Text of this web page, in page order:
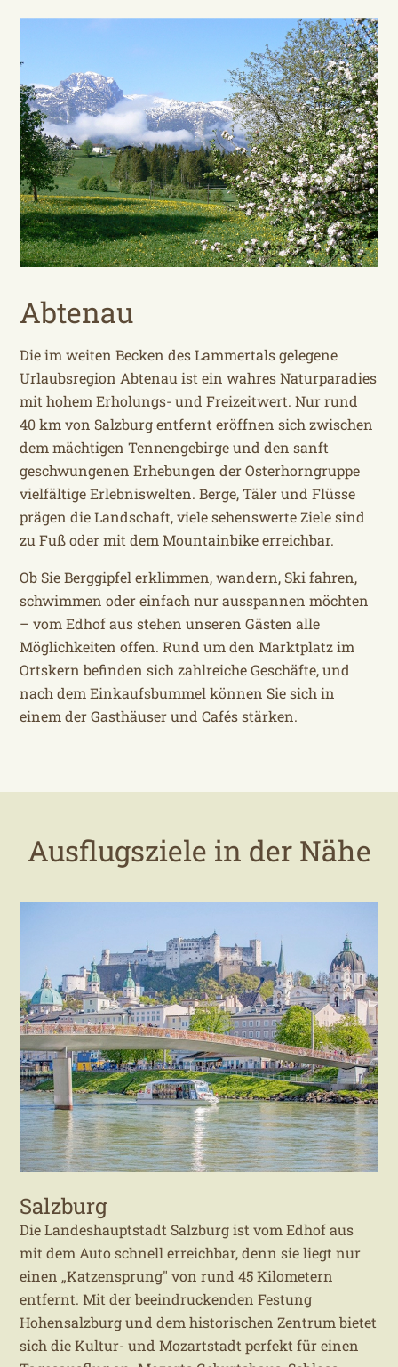
Abtenau
Die im weiten Becken des Lammertals gelegene
Urlaubsregion Abtenau ist ein wahres Naturparadies
mit hohem Erholungs- und Freizeitwert. Nur rund
40 km von Salzburg entfernt eröffnen sich zwischen
dem mächtigen Tennengebirge und den sanft
geschwungenen Erhebungen der Osterhorngruppe
vielfältige Erlebniswelten. Berge, Täler und Flüsse
prägen die Landschaft, viele sehenswerte Ziele sind
zu Fuß oder mit dem Mountainbike erreichbar.
Ob Sie Berggipfel erklimmen, wandern, Ski fahren,
schwimmen oder einfach nur ausspannen möchten
– vom Edhof aus stehen unseren Gästen alle
Möglichkeiten offen. Rund um den Marktplatz im
Ortskern befinden sich zahlreiche Geschäfte, und
nach dem Einkaufsbummel können Sie sich in
einem der Gasthäuser und Cafés stärken.
Ausflugsziele in der Nähe
Salzburg
Die Landeshauptstadt Salzburg ist vom Edhof aus
mit dem Auto schnell erreichbar, denn sie liegt nur
einen „Katzensprung" von rund 45 Kilometern
entfernt. Mit der beeindruckenden Festung
Hohensalzburg und dem historischen Zentrum bietet
sich die Kultur- und Mozartstadt perfekt für einen